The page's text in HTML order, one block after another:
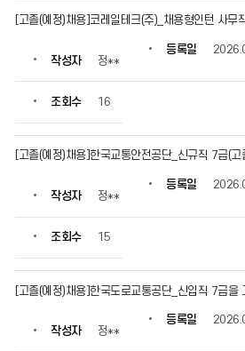
[고졸(예정)채용]코레일테크(주)_채용형인턴 사무
작성자 정**
등록일
조회수 16
[고졸(예정)채용]한국교통안전공단_신규직 7급(
작성자 정**
등록일
조회수 15
[고졸(예정)채용]한국도로교통공단_신입직 7급을
작성자 정**
등록일